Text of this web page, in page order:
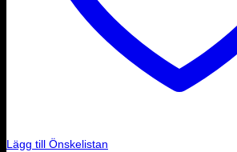
Lägg till Önskelistan